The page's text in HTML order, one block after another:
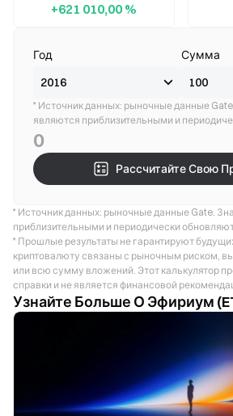
+621 010,00 %
Год Сумма
* Источник данных: рыночные данные
являются приблизительными и
0
Рассчитайте Свою
* Источник данных: рыночные данные Gate.
приблизительными и периодически
* Прошлые результаты не гарантируют
криптовалюту связаны с рыночным риском,
или всю сумму вложений. Этот калькулятор
справки и не является финансовой
Узнайте Больше О Эфириум